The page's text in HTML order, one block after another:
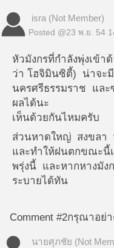
isra (Not Member)
Posted @23 พ.ย. 54
หัวมังกรที่กำลังพุ่งเข้
ว่า โฮจิมินซิตี้) น่าจะ
นครศรีธรรมราช แล
ผลได้นะ
เห็นด้วยกันไหมครับ
ส่วนหาดใหญ่ สงขลา
และทำให้ฝนตกขณะนี้
พรุ่งนี้ และหากหางมัง
ระบายได้ทัน
Comment #2กรุณาอย่
นายศุภชัย (Not